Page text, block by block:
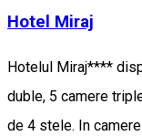
Hotel Miraj
Hotelul Miraj****
duble, 5 camere
de 4 stele. In